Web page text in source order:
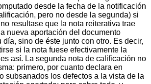
desde la fecha de la notificación
pero no desde la segunda) si
resultase que la nota reiterativa trae
nueva aportación del documento
día, sino de éste junto con otro. Es decir,
si la nota fuese efectivamente la
así. La segunda nota de calificación no
primero, por cuanto declara en
subsanados los defectos a la vista de la